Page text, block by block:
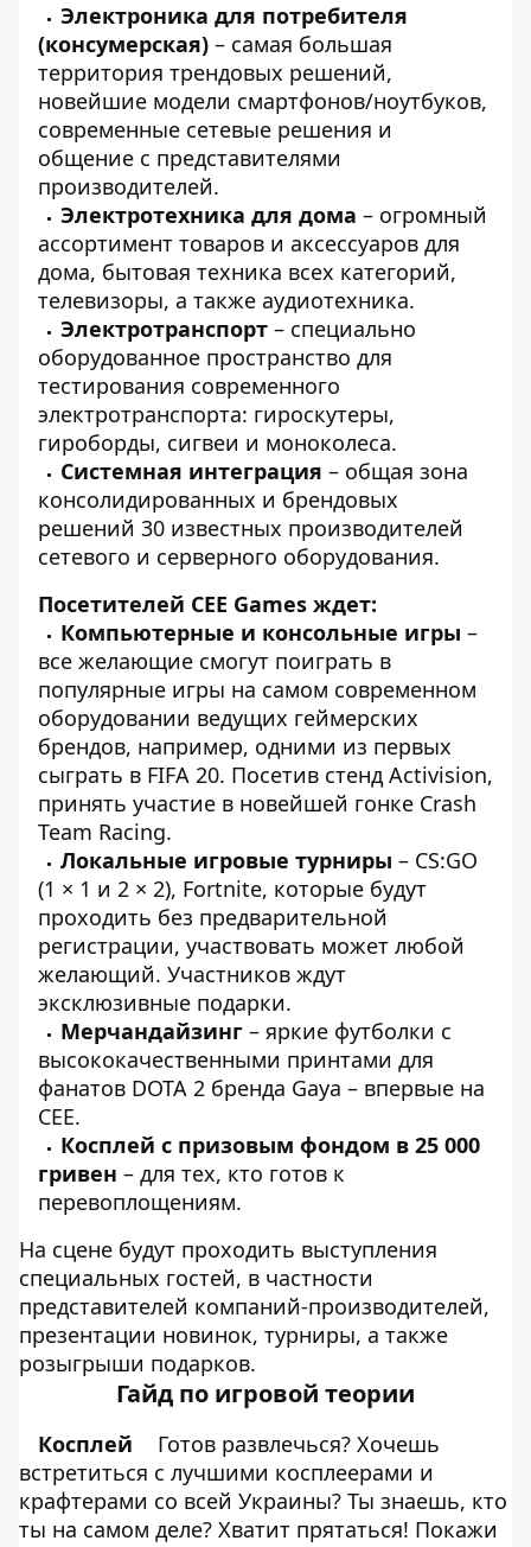
Электроника для потребителя
(консумерская) – самая большая
территория трендовых решений,
новейшие модели смартфонов/ноутбуков,
современные сетевые решения и
общение с представителями
производителей.
Электротехника для дома – огромный
ассортимент товаров и аксессуаров для
дома, бытовая техника всех категорий,
телевизоры, а также аудиотехника.
Электротранспорт – специально
оборудованное пространство для
тестирования современного
электротранспорта: гироскутеры,
гироборды, сигвеи и моноколеса.
Системная интеграция – общая зона
консолидированных и брендовых
решений 30 известных производителей
сетевого и серверного оборудования.
Посетителей CEE Games ждет:
Компьютерные и консольные игры –
все желающие смогут поиграть в
популярные игры на самом современном
оборудовании ведущих геймерских
брендов, например, одними из первых
сыграть в FIFA 20. Посетив стенд Activision,
принять участие в новейшей гонке Crash
Team Racing.
Локальные игровые турниры – CS:GO
(1 × 1 и 2 × 2), Fortnite, которые будут
проходить без предварительной
регистрации, участвовать может любой
желающий. Участников ждут
эксклюзивные подарки.
Мерчандайзинг – яркие футболки с
высококачественными принтами для
фанатов DOTA 2 бренда Gaya – впервые на
CEE.
Косплей с призовым фондом в 25 000
гривен – для тех, кто готов к
перевоплощениям.
На сцене будут проходить выступления
специальных гостей, в частности
представителей компаний-производителей,
презентации новинок, турниры, а также
розыгрыши подарков.
Гайд по игровой теории
Косплей
Готов развлечься? Хочешь
встретиться с лучшими косплеерами и
крафтерами со всей Украины? Ты знаешь, кто
ты на самом деле? Хватит прятаться! Покажи